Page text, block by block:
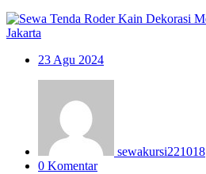
23Agu 2024
sewakursi221018
0 Komentar